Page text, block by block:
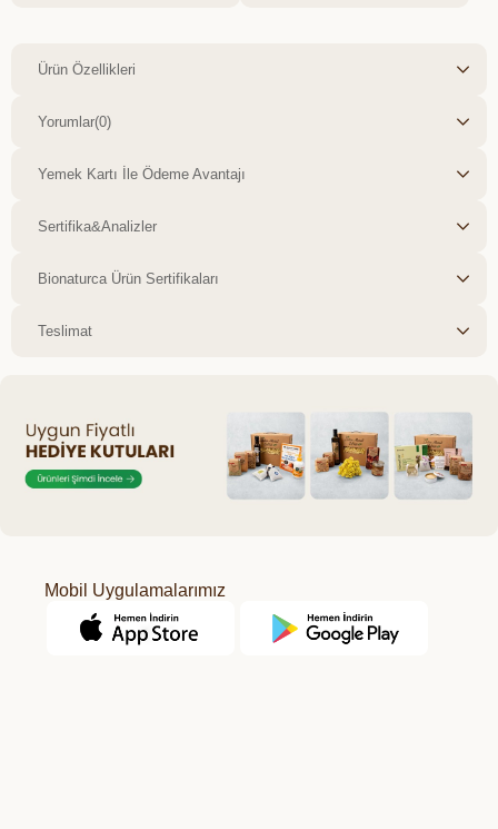
Ürün Özellikleri
Yorumlar(0)
Yemek Kartı İle Ödeme Avantajı
Sertifika&Analizler
Bionaturca Ürün Sertifikaları
Teslimat
Mobil Uygulamalarımız